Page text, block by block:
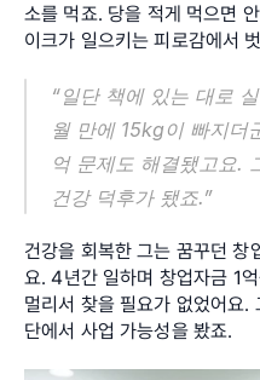
소를 먹죠. 당을 적게 먹으면
이크가 일으키는 피로감에서
“일단 책에 있는 대로
월 만에 15kg이 빠지더
억 문제도 해결됐고요.
건강 덕후가 됐죠.”
건강을 회복한 그는 꿈꾸던
요. 4년간 일하며 창업자금 1
멀리서 찾을 필요가 없었어요.
단에서 사업 가능성을 봤죠.